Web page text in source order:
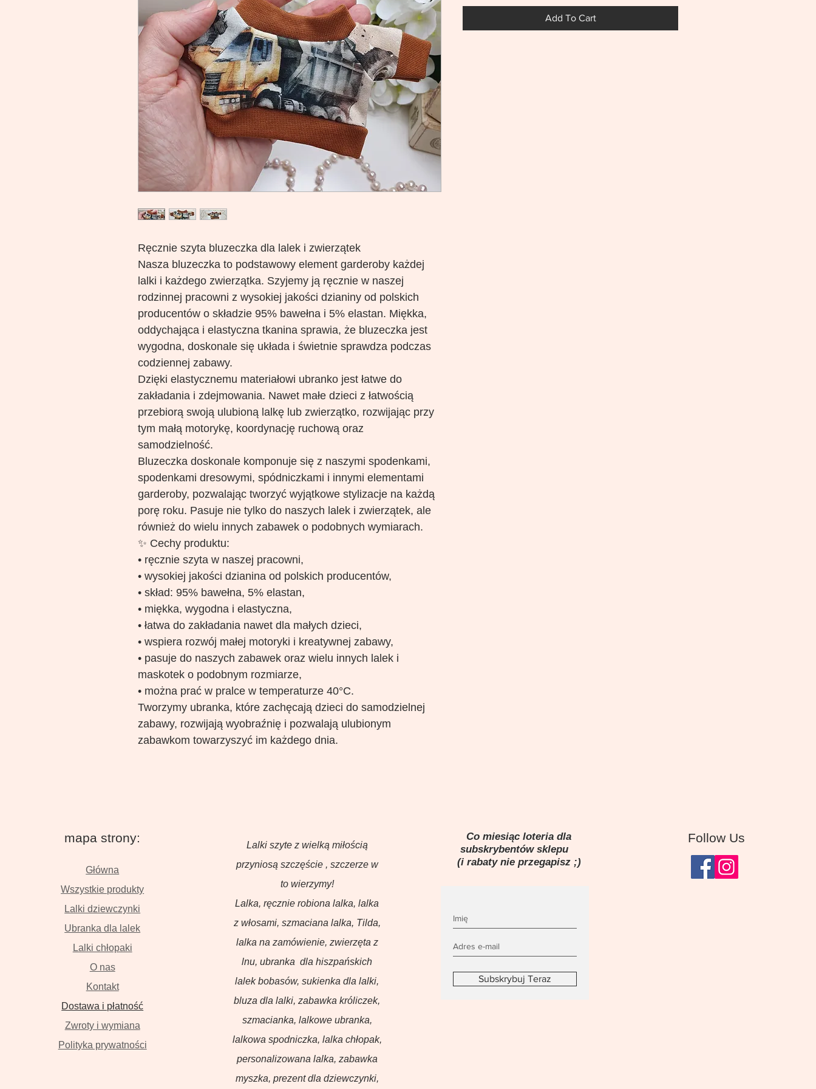
Ręcznie szyta bluzeczka dla lalek i zwierzątek
Nasza bluzeczka to podstawowy element garderoby każdej
lalki i każdego zwierzątka. Szyjemy ją ręcznie w naszej
rodzinnej pracowni z wysokiej jakości dzianiny od polskich
producentów o składzie 95% bawełna i 5% elastan. Miękka,
oddychająca i elastyczna tkanina sprawia, że bluzeczka jest
wygodna, doskonale się układa i świetnie sprawdza podczas
codziennej zabawy.
Dzięki elastycznemu materiałowi ubranko jest łatwe do
zakładania i zdejmowania. Nawet małe dzieci z łatwością
przebiorą swoją ulubioną lalkę lub zwierzątko, rozwijając przy
tym małą motorykę, koordynację ruchową oraz
samodzielność.
Bluzeczka doskonale komponuje się z naszymi spodenkami,
spodenkami dresowymi, spódniczkami i innymi elementami
garderoby, pozwalając tworzyć wyjątkowe stylizacje na każdą
porę roku. Pasuje nie tylko do naszych lalek i zwierzątek, ale
również do wielu innych zabawek o podobnych wymiarach.
✨ Cechy produktu:
• ręcznie szyta w naszej pracowni,
• wysokiej jakości dzianina od polskich producentów,
• skład: 95% bawełna, 5% elastan,
• miękka, wygodna i elastyczna,
• łatwa do zakładania nawet dla małych dzieci,
• wspiera rozwój małej motoryki i kreatywnej zabawy,
• pasuje do naszych zabawek oraz wielu innych lalek i
maskotek o podobnym rozmiarze,
• można prać w pralce w temperaturze 40°C.
Tworzymy ubranka, które zachęcają dzieci do samodzielnej
zabawy, rozwijają wyobraźnię i pozwalają ulubionym
zabawkom towarzyszyć im każdego dnia.
Add To Cart
mapa strony:
Główna
Wszystkie produkty
Lalki dziewczynki
Ubranka dla lalek
Lalki chłopaki
O nas
Kontakt
Dostawa i płatność
Zwroty i wymiana
Polityka prywatności
Lalki szyte z wielką miłością
przyniosą szczęście , szczerze w
to wierzymy!
Lalka, ręcznie robiona lalka, lalka
z włosami, szmaciana lalka, Tilda,
lalka na zamówienie, zwierzęta z
lnu, ubranka dla hiszpańskich
lalek bobasów, sukienka dla lalki,
bluza dla lalki, zabawka króliczek,
szmacianka, lalkowe ubranka,
lalkowa spodniczka, lalka chłopak,
personalizowana lalka, zabawka
myszka, prezent dla dziewczynki,
Co miesiąc loteria dla
subskrybentów sklepu
(i rabaty nie przegapisz ;)
Subskrybuj Teraz
Follow Us